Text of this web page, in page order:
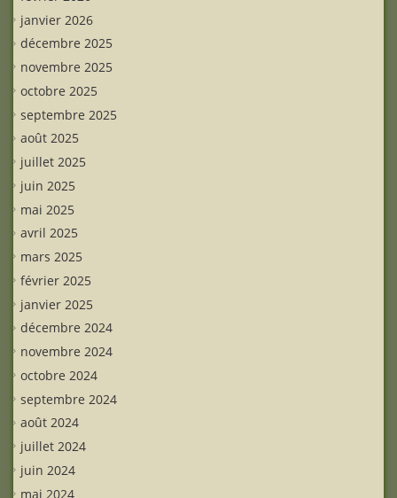
janvier 2026
décembre 2025
novembre 2025
octobre 2025
septembre 2025
août 2025
juillet 2025
juin 2025
mai 2025
avril 2025
mars 2025
février 2025
janvier 2025
décembre 2024
novembre 2024
octobre 2024
septembre 2024
août 2024
juillet 2024
juin 2024
mai 2024